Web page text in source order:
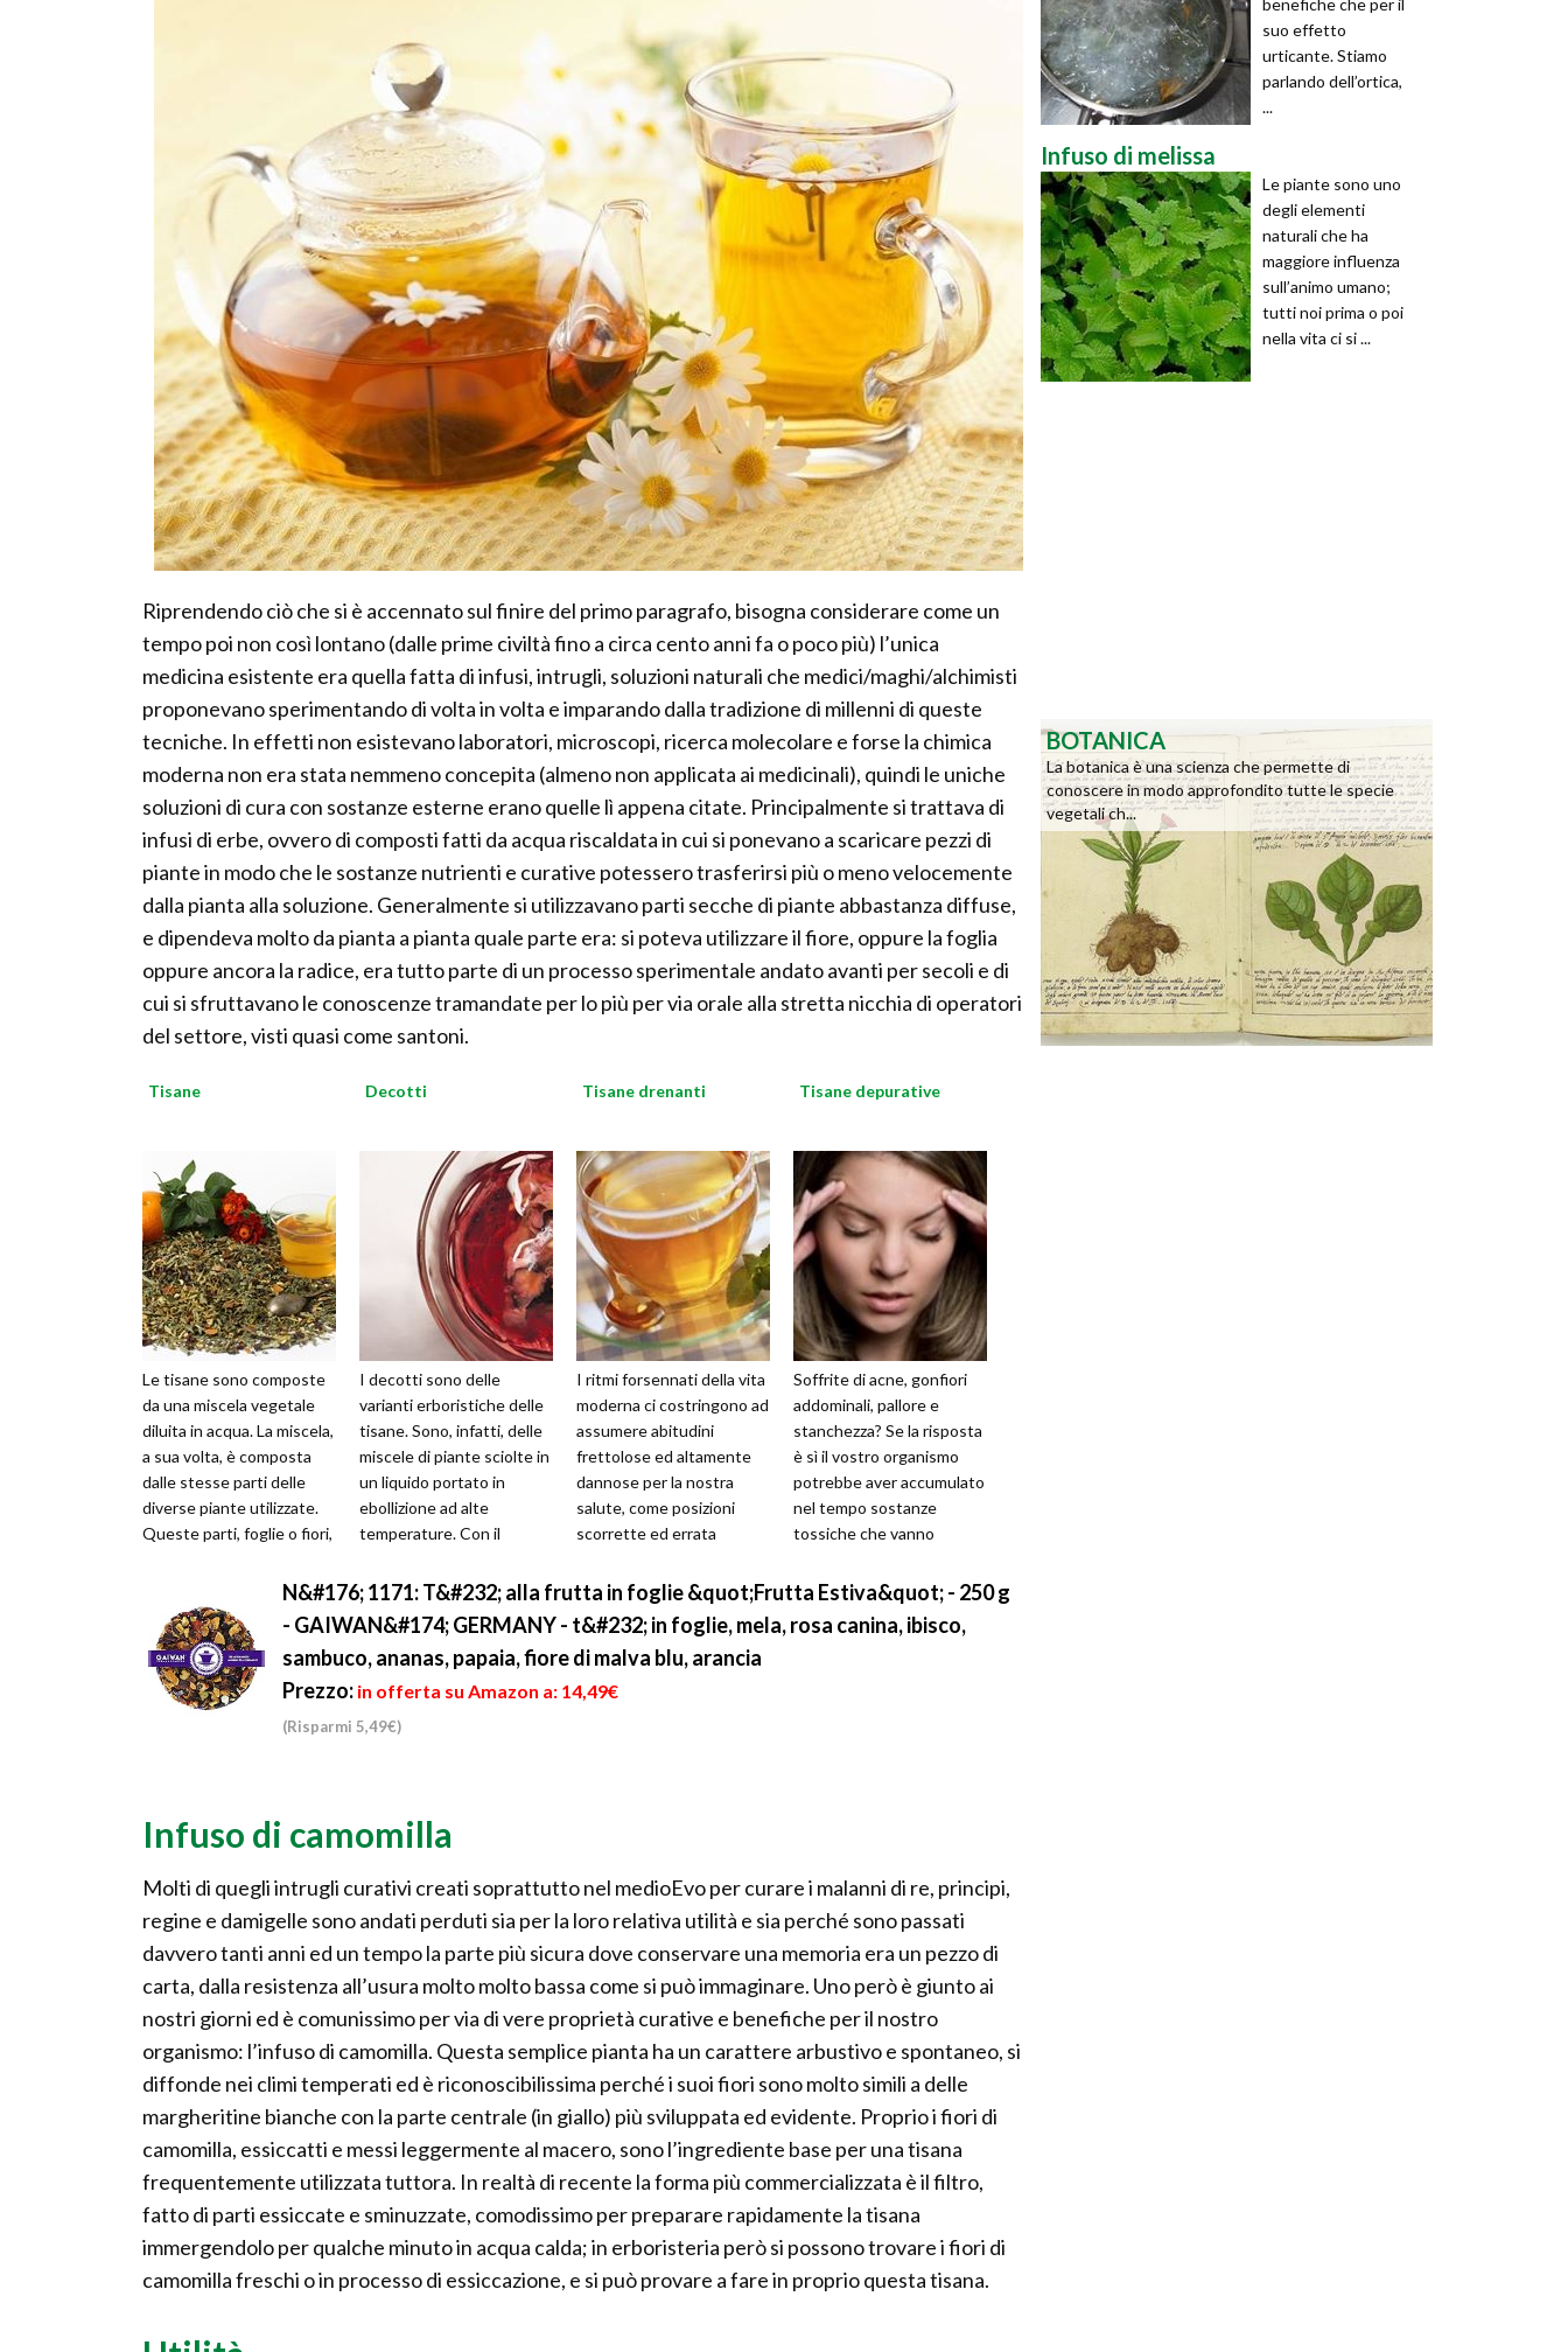
Riprendendo ciò che si è accennato sul finire del primo paragrafo, bisogna considerare come un
tempo poi non così lontano (dalle prime civiltà fino a circa cento anni fa o poco più) l’unica
medicina esistente era quella fatta di infusi, intrugli, soluzioni naturali che medici/maghi/alchimisti
proponevano sperimentando di volta in volta e imparando dalla tradizione di millenni di queste
tecniche. In effetti non esistevano laboratori, microscopi, ricerca molecolare e forse la chimica
moderna non era stata nemmeno concepita (almeno non applicata ai medicinali), quindi le uniche
soluzioni di cura con sostanze esterne erano quelle lì appena citate. Principalmente si trattava di
infusi di erbe, ovvero di composti fatti da acqua riscaldata in cui si ponevano a scaricare pezzi di
piante in modo che le sostanze nutrienti e curative potessero trasferirsi più o meno velocemente
dalla pianta alla soluzione. Generalmente si utilizzavano parti secche di piante abbastanza diffuse,
e dipendeva molto da pianta a pianta quale parte era: si poteva utilizzare il fiore, oppure la foglia
oppure ancora la radice, era tutto parte di un processo sperimentale andato avanti per secoli e di
cui si sfruttavano le conoscenze tramandate per lo più per via orale alla stretta nicchia di operatori
del settore, visti quasi come santoni.
Tisane
Le tisane sono composte
da una miscela vegetale
diluita in acqua. La miscela,
a sua volta, è composta
dalle stesse parti delle
diverse piante utilizzate.
Queste parti, foglie o fiori,
Decotti
I decotti sono delle
varianti erboristiche delle
tisane. Sono, infatti, delle
miscele di piante sciolte in
un liquido portato in
ebollizione ad alte
temperature. Con il
vegetale, ...
Tisane drenanti
I ritmi forsennati della vita
moderna ci costringono ad
assumere abitudini
frettolose ed altamente
dannose per la nostra
salute, come posizioni
scorrette ed errata
Quest’ultima, caratte...
Tisane depurative
Soffrite di acne, gonfiori
addominali, pallore e
stanchezza? Se la risposta
è sì il vostro organismo
potrebbe aver accumulato
nel tempo sostanze
tossiche che vanno
Quando erra...
N&#176; 1171: T&#232; alla frutta in foglie &quot;Frutta Estiva&quot; - 250 g
- GAIWAN&#174; GERMANY - t&#232; in foglie, mela, rosa canina, ibisco,
sambuco, ananas, papaia, fiore di malva blu, arancia
Prezzo: in offerta su Amazon a: 14,49€
(Risparmi 5,49€)
Infuso di camomilla
Molti di quegli intrugli curativi creati soprattutto nel medioEvo per curare i malanni di re, principi,
regine e damigelle sono andati perduti sia per la loro relativa utilità e sia perché sono passati
davvero tanti anni ed un tempo la parte più sicura dove conservare una memoria era un pezzo di
carta, dalla resistenza all’usura molto molto bassa come si può immaginare. Uno però è giunto ai
nostri giorni ed è comunissimo per via di vere proprietà curative e benefiche per il nostro
organismo: l’infuso di camomilla. Questa semplice pianta ha un carattere arbustivo e spontaneo, si
diffonde nei climi temperati ed è riconoscibilissima perché i suoi fiori sono molto simili a delle
margheritine bianche con la parte centrale (in giallo) più sviluppata ed evidente. Proprio i fiori di
camomilla, essiccatti e messi leggermente al macero, sono l’ingrediente base per una tisana
frequentemente utilizzata tuttora. In realtà di recente la forma più commercializzata è il filtro,
fatto di parti essiccate e sminuzzate, comodissimo per preparare rapidamente la tisana
immergendolo per qualche minuto in acqua calda; in erboristeria però si possono trovare i fiori di
camomilla freschi o in processo di essiccazione, e si può provare a fare in proprio questa tisana.
benefiche che per il
suo effetto
urticante. Stiamo
parlando dell’ortica,
...
Infuso di melissa
Le piante sono uno
degli elementi
naturali che ha
maggiore influenza
sull’animo umano;
tutti noi prima o poi
nella vita ci si ...
BOTANICA
La botanica è una scienza che permette di
conoscere in modo approfondito tutte le specie
vegetali ch...